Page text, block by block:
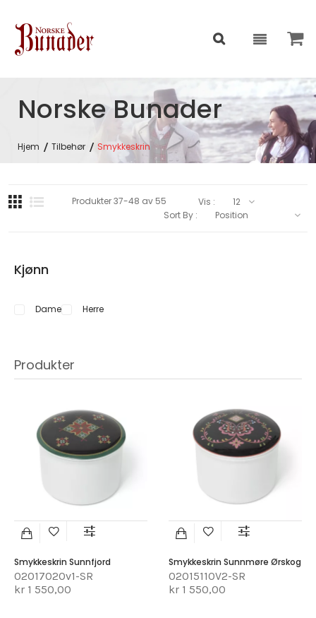
Norske Bunader
Hjem Tilbehør Smykkeskrin
Kjønn
Dame Herre
Produkter
Smykkeskrin Sunnfjord
02017020v1-SR
kr 1 550,00
Smykkeskrin Sunnmøre Ørskog
02015110V2-SR
kr 1 550,00
Produkter37-48 av 55
Vis :
Sort By :